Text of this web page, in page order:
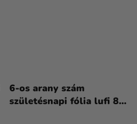
6-os arany szám
születésnapi fólia lufi 86